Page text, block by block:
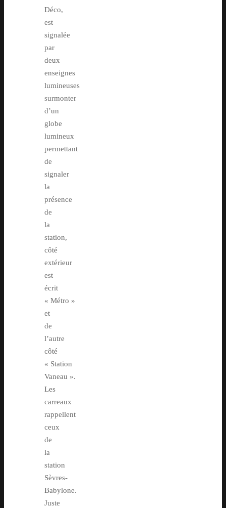
Déco,
est
signalée
par
deux
enseignes
lumineuses
surmonter
d’un
globe
lumineux
permettant
de
signaler
la
présence
de
la
station,
côté
extérieur
est
écrit
« Métro »
et
de
l’autre
côté
« Station
Vaneau ».
Les
carreaux
rappellent
ceux
de
la
station
Sèvres-
Babylone.
Juste